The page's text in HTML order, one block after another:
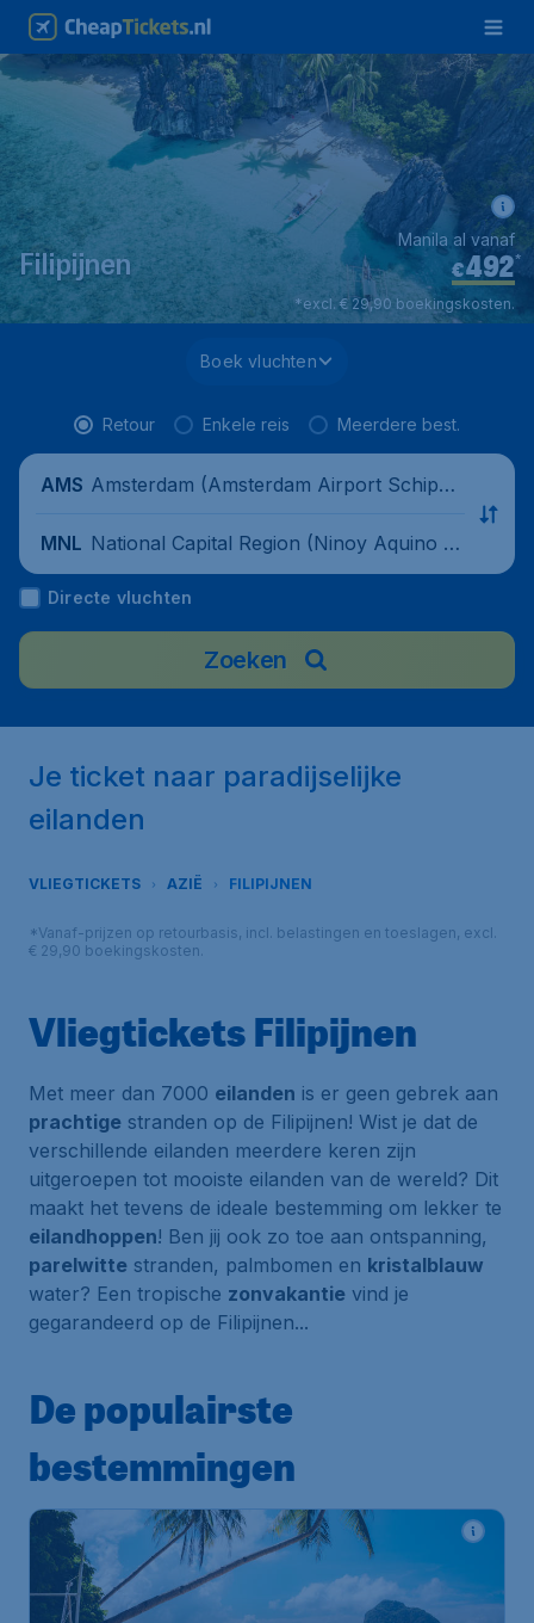
Filipijnen €492*
Manila al vanaf
*excl. € 29,90 boekingskosten.
Boek vluchten
Retour Enkele reis Meerdere best.
AMS Amsterdam (Amsterdam Airport Schipho
MNL National Capital Region (Ninoy Aquino In
ternational Airport), Filipijnen
Directe vluchten
Zoeken
Je ticket naar paradijselijke
eilanden
VLIEGTICKETS AZIË FILIPIJNEN
*Vanaf-prijzen op retourbasis, incl. belastingen en toeslagen, excl.
€ 29,90 boekingskosten.
Vliegtickets Filipijnen
Met meer dan 7000 eilanden is er geen gebrek aan
prachtige stranden op de Filipijnen! Wist je dat de
verschillende eilanden meerdere keren zijn
uitgeroepen tot mooiste eilanden van de wereld? Dit
maakt het tevens de ideale bestemming om lekker te
eilandhoppen! Ben jij ook zo toe aan ontspanning,
parelwitte stranden, palmbomen en kristalblauw
water? Een tropische zonvakantie vind je
gegarandeerd op de Filipijnen...
De populairste
bestemmingen